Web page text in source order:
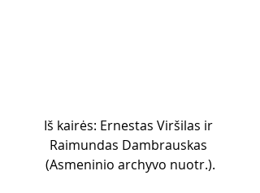
Iš kairės: Ernestas Viršilas ir
Raimundas Dambrauskas
(Asmeninio archyvo nuotr.).